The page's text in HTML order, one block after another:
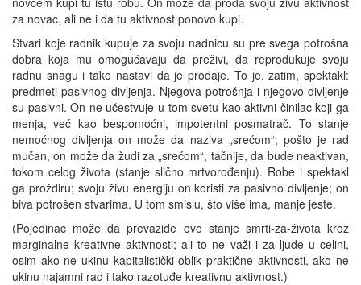
za novac, ali ne i da tu aktivnost ponovo kupi.
Stvari koje radnik kupuje za svoju nadnicu su pre svega potrošna
dobra koja mu omogućavaju da preživi, da reprodukuje svoju
radnu snagu i tako nastavi da je prodaje. To je, zatim, spektakl:
predmeti pasivnog divljenja. Njegova potrošnja i njegovo divljenje
su pasivni. On ne učestvuje u tom svetu kao aktivni činilac koji ga
menja, već kao bespomoćni, impotentni posmatrač. To stanje
nemoćnog divljenja on može da naziva „srećom“; pošto je rad
mučan, on može da žudi za „srećom“, tačnije, da bude neaktivan,
tokom celog života (stanje slično mrtvorođenju). Robe i spektakl
ga proždiru; svoju živu energiju on koristi za pasivno divljenje; on
biva potrošen stvarima. U tom smislu, što više ima, manje jeste.
(Pojedinac može da prevaziđe ovo stanje smrti-za-života kroz
marginalne kreativne aktivnosti; ali to ne važi i za ljude u celini,
osim ako ne ukinu kapitalistički oblik praktične aktivnosti, ako ne
ukinu najamni rad i tako razotuđe kreativnu aktivnost.)